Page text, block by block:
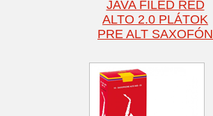
JAVA FILED RED
ALTO 2.0 PLÁTOK
PRE ALT SAXOFÓN